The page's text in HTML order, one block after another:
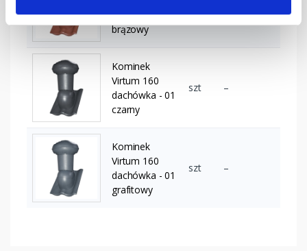
dachówka - 01
brązowy
Kominek
Virtum 160
dachówka - 01
czarny
szt –
Kominek
Virtum 160
dachówka - 01
grafitowy
szt –